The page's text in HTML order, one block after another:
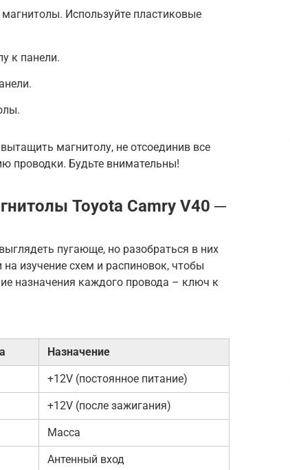
Используйте пластиковые
к панели.
магнитолу, не отсоединив все
проводки. Будьте внимательны!
Toyota Camry V40 ─
пугающе, но разобраться в них
изучение схем и распиновок, чтобы
назначения каждого провода – ключ к
Назначение
+12V (постоянное питание)
+12V (после зажигания)
Масса
Антенный вход